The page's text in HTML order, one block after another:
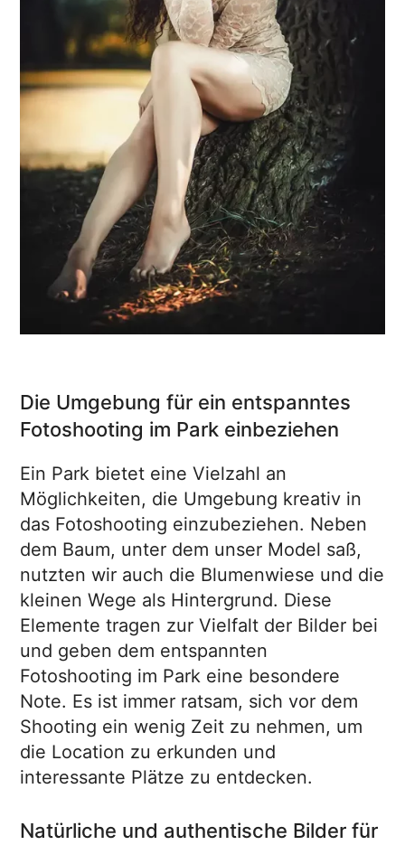
Die Umgebung für ein entspanntes
Fotoshooting im Park einbeziehen
Ein Park bietet eine Vielzahl an
Möglichkeiten, die Umgebung kreativ in
das Fotoshooting einzubeziehen. Neben
dem Baum, unter dem unser Model saß,
nutzten wir auch die Blumenwiese und die
kleinen Wege als Hintergrund. Diese
Elemente tragen zur Vielfalt der Bilder bei
und geben dem entspannten
Fotoshooting im Park eine besondere
Note. Es ist immer ratsam, sich vor dem
Shooting ein wenig Zeit zu nehmen, um
die Location zu erkunden und
interessante Plätze zu entdecken.
Natürliche und authentische Bilder für